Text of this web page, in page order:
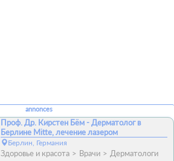
annonces
Проф. Др. Кирстен Бём - Дерматолог в
Берлине Mitte, лечение лазером
Берлин, Германия
Здоровье и красота Врачи Дерматологи